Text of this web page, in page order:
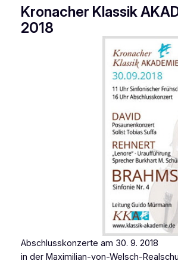
Kronacher Klassik
2018
Abschlusskonzerte am 30. 9. 2018
in der Maximilian-von-Welsch-